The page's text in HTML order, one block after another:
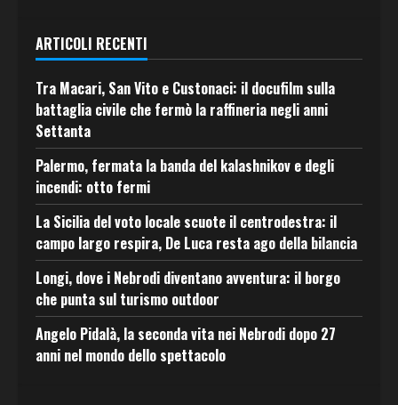
ARTICOLI RECENTI
Tra Macari, San Vito e Custonaci: il docufilm sulla
battaglia civile che fermò la raffineria negli anni
Settanta
Palermo, fermata la banda del kalashnikov e degli
incendi: otto fermi
La Sicilia del voto locale scuote il centrodestra: il
campo largo respira, De Luca resta ago della bilancia
Longi, dove i Nebrodi diventano avventura: il borgo
che punta sul turismo outdoor
Angelo Pidalà, la seconda vita nei Nebrodi dopo 27
anni nel mondo dello spettacolo